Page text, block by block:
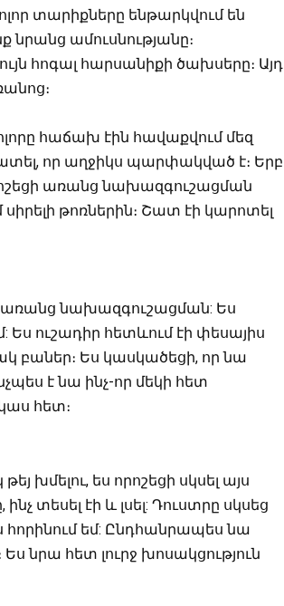
տարիքները ենթարկվում են
նրանց ամուսնությանը։
հոգալ հարսանիքի ծախսերը։ Այդ
հաճախ էին հավաքվում մեզ
որ աղջիկս պարփակված է։ Երբ
առանց նախազգուշացման
սիրելի թոռներին։ Շատ էի կարոտել
առանց նախազգուշացման: Ես
Ես ուշադիր հետևում էի փեսայիս
բաներ։ Ես կասկածեցի, որ նա
է նա ինչ-որ մեկի հետ
հետ։
խմելու, ես որոշեցի սկսել այս
տեսել էի և լսել: Դուստրը սկսեց
հորինում եմ: Ընդհանրապես նա
նրա հետ լուրջ խոսակցություն